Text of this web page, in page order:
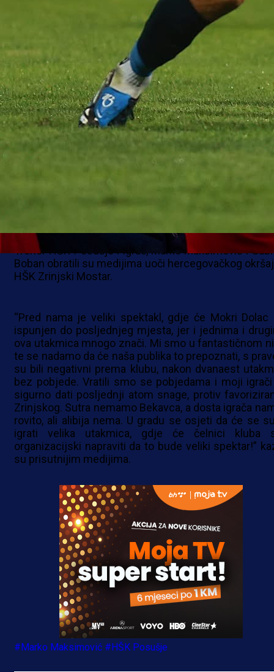
Trener HŠK Posušje i igrač, Marko Maksimović i
Boban obratili su medijima uoči hercegovačkog
HŠK Zrinjski Mostar.
“Pred nama je veliki spektakl, gdje će Mokri Dolac
ispunjen do posljednjeg mjesta, jer i jednima i
ova utakmica mnogo znači. Mi smo u fantastičnom
te se nadamo da će naša publika to prepoznati, s
su bili negativni prema klubu, nakon dvanaest
bez pobjede. Vratili smo se pobjedama i moji
sigurno dati posljednji atom snage, protiv
Zrinjskog. Sutra nemamo Bekavca, a dosta igrača
rovito, ali alibija nema. U gradu se osjeti da će se
igrati velika utakmica, gdje će čelnici kluba
organizacijski napraviti da to bude veliki spektar!”
su prisutnijim medijima.
#Marko Maksimović #HŠK Posušje